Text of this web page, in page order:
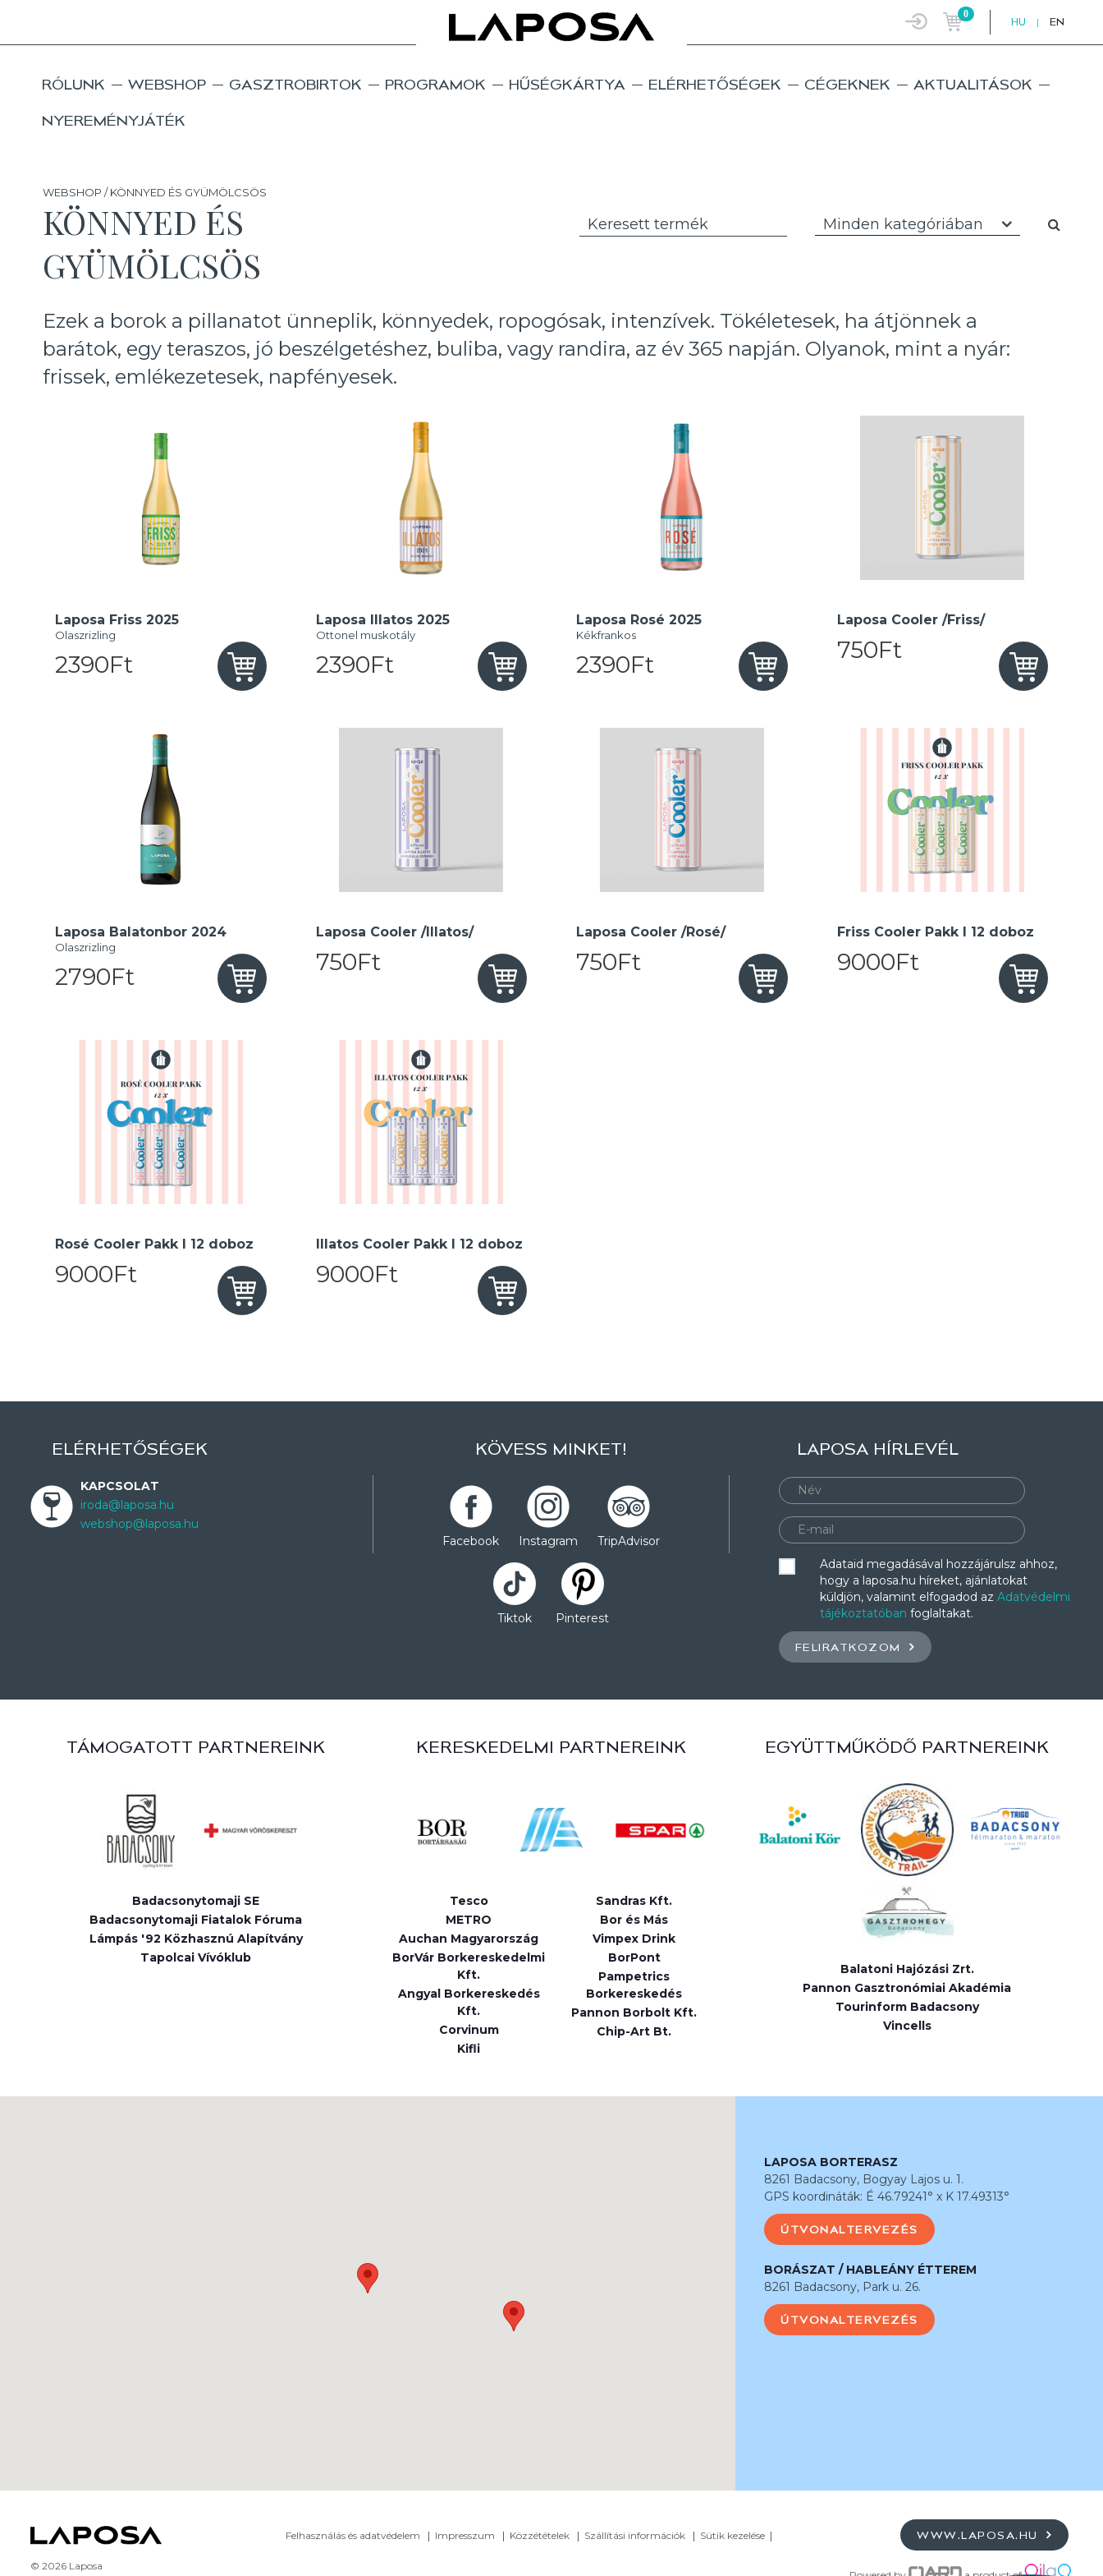
0
HU | EN
RÓLUNK WEBSHOP GASZTROBIRTOK PROGRAMOK HŰSÉGKÁRTYA ELÉRHETŐSÉGEK CÉGEKNEK AKTUALITÁSOK
NYEREMÉNYJÁTÉK
WEBSHOP / KÖNNYED ÉS GYÜMÖLCSÖS
KÖNNYED ÉS
GYÜMÖLCSÖS
Minden kategóriában
Ezek a borok a pillanatot ünneplik, könnyedek, ropogósak, intenzívek. Tökéletesek, ha átjönnek a
barátok, egy teraszos, jó beszélgetéshez, buliba, vagy randira, az év 365 napján. Olyanok, mint a nyár:
frissek, emlékezetesek, napfényesek.
Laposa Friss 2025
Olaszrizling
2390Ft
Laposa Illatos 2025
Ottonel muskotály
2390Ft
Laposa Rosé 2025
Kékfrankos
2390Ft
Laposa Cooler /Friss/
750Ft
Laposa Balatonbor 2024
Olaszrizling
2790Ft
Laposa Cooler /Illatos/
750Ft
Laposa Cooler /Rosé/
750Ft
Friss Cooler Pakk I 12 doboz
9000Ft
Rosé Cooler Pakk I 12 doboz
9000Ft
Illatos Cooler Pakk I 12 doboz
9000Ft
ELÉRHETŐSÉGEK
KAPCSOLAT
iroda@laposa.hu
webshop@laposa.hu
KÖVESS MINKET!
Facebook Instagram TripAdvisor
Tiktok Pinterest
LAPOSA HÍRLEVÉL
Adataid megadásával hozzájárulsz ahhoz,
hogy a laposa.hu híreket, ajánlatokat
küldjön, valamint elfogadod az Adatvédelmi
tájékoztatóban foglaltakat.
FELIRATKOZOM
TÁMOGATOTT PARTNEREINK
Badacsonytomaji SE
Badacsonytomaji Fiatalok Fóruma
Lámpás '92 Közhasznú Alapítvány
Tapolcai Vívóklub
KERESKEDELMI PARTNEREINK
Tesco
METRO
Auchan Magyarország
BorVár Borkereskedelmi
Kft.
Angyal Borkereskedés
Kft.
Corvinum
Kifli
Sandras Kft.
Bor és Más
Vimpex Drink
BorPont
Pampetrics
Borkereskedés
Pannon Borbolt Kft.
Chip-Art Bt.
EGYÜTTMŰKÖDŐ PARTNEREINK
Balatoni Hajózási Zrt.
Pannon Gasztronómiai Akadémia
Tourinform Badacsony
Vincells
LAPOSA BORTERASZ
8261 Badacsony, Bogyay Lajos u. 1.
GPS koordináták: É 46.79241° x K 17.49313°
ÚTVONALTERVEZÉS
BORÁSZAT / HABLEÁNY ÉTTEREM
8261 Badacsony, Park u. 26.
ÚTVONALTERVEZÉS
Felhasználás és adatvédelem Impresszum Közzétételek Szállítási információk Sütik kezelése WWW.LAPOSA.HU
© 2026 Laposa